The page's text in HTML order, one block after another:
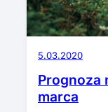
5.03.2020
Prognoza
marca